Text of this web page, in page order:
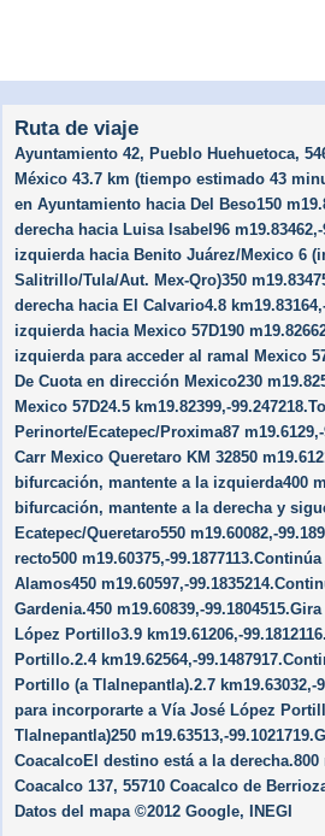
Ruta de viaje
Ayuntamiento 42, Pueblo Huehuetoca,
México 43.7 km (tiempo estimado 43
en Ayuntamiento hacia Del Beso150
derecha hacia Luisa Isabel96
izquierda hacia Benito Juárez/Mexico 6
Salitrillo/Tula/Aut. Mex-Qro)350
derecha hacia El Calvario4.8
izquierda hacia Mexico 57D190
izquierda para acceder al ramal Mexico
De Cuota en dirección Mexico230
Mexico 57D24.5 km19.82399,-
Perinorte/Ecatepec/Proxima87
Carr Mexico Queretaro KM 32850
bifurcación, mantente a la izquierda400
bifurcación, mantente a la derecha y
Ecatepec/Queretaro550 m19.60082,-
recto500 m19.60375,-
Alamos450 m19.60597,-
Gardenia.450 m19.60839,-
López Portillo3.9 km19.61206,-
Portillo.2.4 km19.62564,-
Portillo (a Tlalnepantla).2.7 km19.63032,-
para incorporarte a Vía José López
Tlalnepantla)250 m19.63513,-
CoacalcoEl destino está a la derecha.800
Coacalco 137, 55710 Coacalco de
Datos del mapa ©2012 Google, INEGI